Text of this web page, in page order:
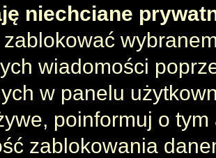
niechciane
wiadomości
w panelu
poinformuj o
zablokowania